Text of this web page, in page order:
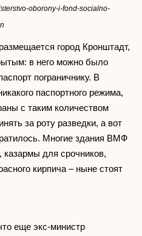
oborony-i-fond-socialno-
город Кронштадт,
в него можно было
пограничнику. В
паспортного режима,
с таким количеством
за роту разведки, а вот
Многие здания ВМФ
для срочников,
кирпича – ныне стоят
еще экс-министр